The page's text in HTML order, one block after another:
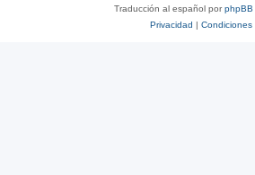
Traducción al español porphpBB
Privacidad | Condiciones